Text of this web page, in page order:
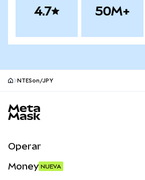
4.7 50M+
NTESon/JPY
Operar
Money NUEVA